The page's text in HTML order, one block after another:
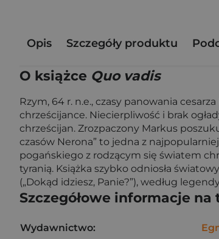
Opis Szczegóły produktu
O książce Quo vadis
Rzym, 64 r. n.e., czasy panowania
chrześcijance. Niecierpliwość i brak
chrześcijan. Zrozpaczony Markus
czasów Nerona” to jedna z
pogańskiego z rodzącym się światem
tyranią. Książka szybko odniosła
(„Dokąd idziesz, Panie?”), według
Szczegółowe informacje
Wydawnictwo: